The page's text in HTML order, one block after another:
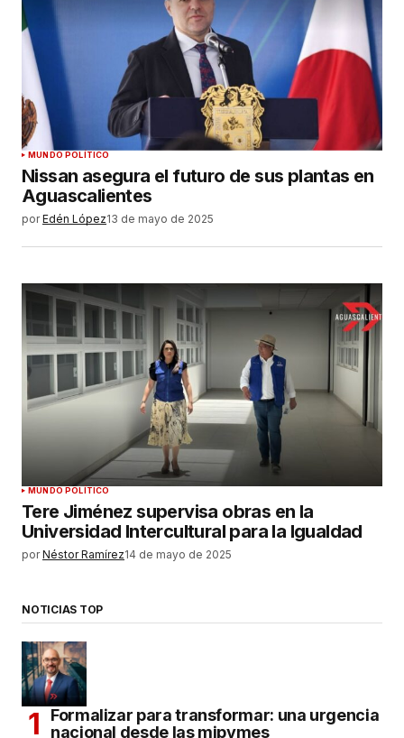
MUNDO POLÍTICO
Nissan asegura el futuro de sus plantas en
Aguascalientes
por Edén López13 de mayo de 2025
MUNDO POLÍTICO
Tere Jiménez supervisa obras en la
Universidad Intercultural para la Igualdad
por Néstor Ramírez14 de mayo de 2025
NOTICIAS TOP
Formalizar para transformar: una urgencia
nacional desde las mipymes